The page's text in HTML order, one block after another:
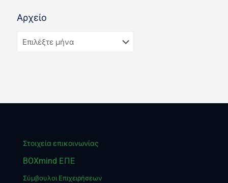
Αρχείο
Στοιχεία επικοινωνίας
BOXmind ΕΠΕ
Σύμβουλοι Επιχειρήσεων